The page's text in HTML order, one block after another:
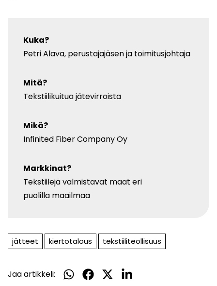
Kuka?
Petri Alava, perustajajäsen ja toimitusjohtaja
Mitä?
Tekstiilikuitua jätevirroista
Mikä?
Infinited Fiber Company Oy
Markkinat?
Tekstiilejä valmistavat maat eri
puolilla maailmaa
jätteet kiertotalous tekstiiliteollisuus
Jaa artikkeli:
Jaa
Jaa
Jaa
Jaa